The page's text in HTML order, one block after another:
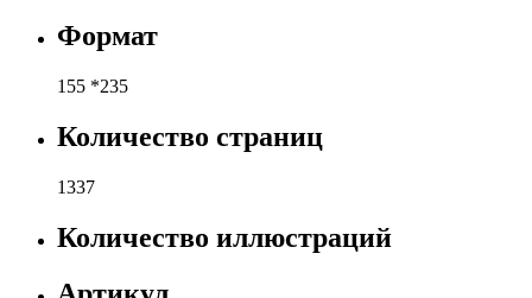
Формат
155 *235
Количество страниц
1337
Количество иллюстраций